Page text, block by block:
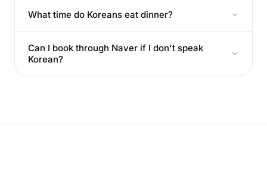
What time do Koreans eat dinner?
Can I book through Naver if I don't speak
Korean?